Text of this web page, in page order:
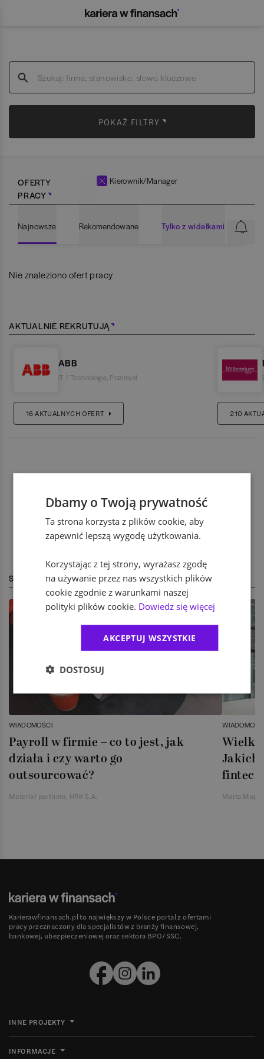
POKAŻ FILTRY
OFERTY
PRACY
Kierownik/Manager
Najnowsze Rekomendowane Tylko z widełkami
Nie znaleziono ofert pracy
AKTUALNIE REKRUTUJĄ
ABB
IT / Technologia Przemysł
16AKTUALNYCH OFERT 210
STREFA EKSPERTA
WIADOMOŚCI
Payroll w firmie – co to jest, jak
działa i czy warto go
outsourcować?
Materiał partnera, HRK S.A.
Jakich
Marta
Karierawfinansach.pl to największy w Polsce portal z ofertami
pracy przeznaczony dla specjalistów z branży finansowej,
bankowej, ubezpieczeniowej oraz sektora BPO/SSC.
INNE PROJEKTY
INFORMACJE
Dbamy o Twoją prywatność
Ta strona korzysta z plików cookie, aby
zapewnić lepszą wygodę użytkowania.
Korzystając z tej strony, wyrażasz zgodę
na używanie przez nas wszystkich plików
cookie zgodnie z warunkami naszej
polityki plików cookie. Dowiedz się więcej
AKCEPTUJ WSZYSTKIE
DOSTOSUJ